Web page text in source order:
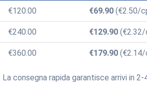
€120.00 €69.90 (€2.50/
€240.00 €129.90 (€2.32/
€360.00 €179.90 (€2.14/
consegna rapida garantisce arrivi in 2-